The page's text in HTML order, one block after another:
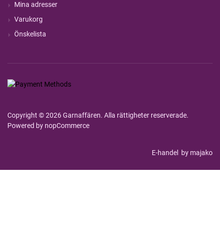
Mina adresser
Varukorg
Önskelista
Copyright © 2026 Garnaffären. Alla rättigheter reserverade.
Powered by nopCommerce
E-handel by majako